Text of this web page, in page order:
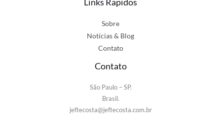
Sobre
Notícias & Blog
Contato
Contato
São Paulo – SP.
Brasil.
jeftecosta@jeftecosta.com.br